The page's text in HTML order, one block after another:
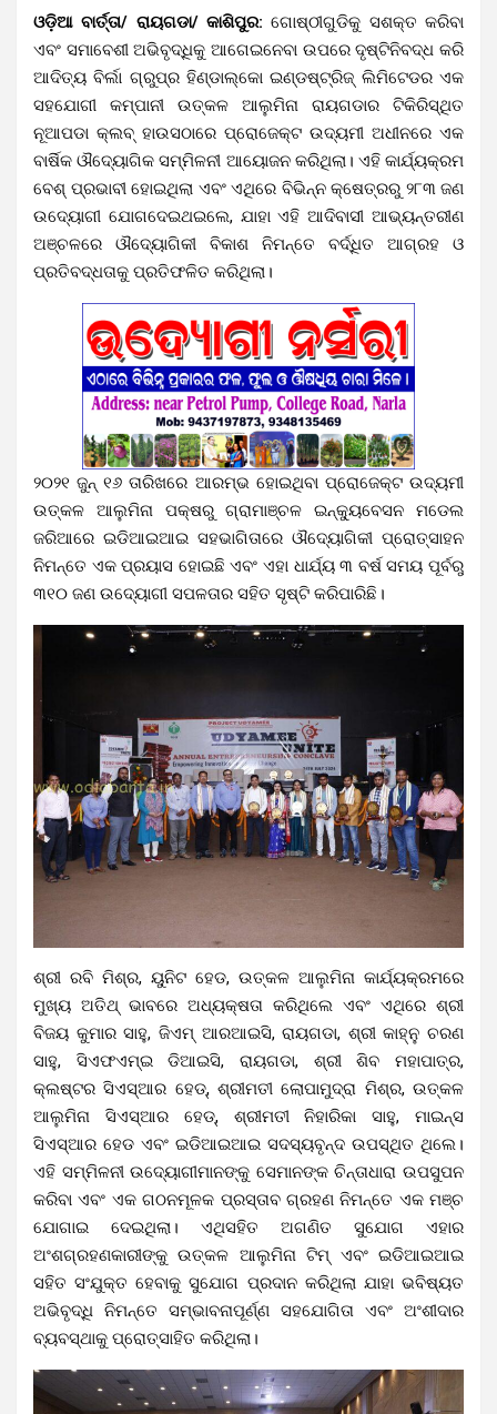
ଓଡ଼ିଆ ବାର୍ତ୍ତା/ ରାୟଗଡା/ କାଶିପୁର: ଗୋଷ୍ଠୀଗୁଡିକୁ ସଶକ୍ତ କରିବା
ଏବଂ ସମାବେଶୀ ଅଭିବୃଦ୍ଧିକୁ ଆଗେଇନେବା ଉପରେ ଦୃଷ୍ଟିନିବଦ୍ଧ କରି
ଆଦିତ୍ୟ ବିର୍ଲା ଗ୍ରୁପ୍‌ର ହିଣ୍ଡାଲ୍‌କୋ ଇଣ୍ଡଷ୍ଟ୍ରିଜ୍ ଲିମିଟେଡର ଏକ
ସହଯୋଗୀ କମ୍ପାନୀ ଉତ୍କଳ ଆଲୁମିନା ରାୟଗଡାର ଟିକିରିସ୍ଥିତ
ନୂଆପଡା କ୍ଲବ୍ ହାଉସଠାରେ ପ୍ରୋଜେକ୍ଟ ଉଦ୍ୟମୀ ଅଧୀନରେ ଏକ
ବାର୍ଷିକ ଔଦ୍ୟୋଗିକ ସମ୍ମିଳନୀ ଆୟୋଜନ କରିଥିଲା। ଏହି କାର୍ଯ୍ୟକ୍ରମ
ବେଶ୍ ପ୍ରଭାବୀ ହୋଇଥିଲା ଏବଂ ଏଥିରେ ବିଭିନ୍ନ କ୍ଷେତ୍ରରୁ ୨୮୩ ଜଣ
ଉଦ୍ୟୋଗୀ ଯୋଗଦେଇଥଇଲେ, ଯାହା ଏହି ଆଦିବାସୀ ଆଭ୍ୟନ୍ତରୀଣ
ଅଞ୍ଚଳରେ ଔଦ୍ୟୋଗିକୀ ବିକାଶ ନିମନ୍ତେ ବର୍ଦ୍ଧିତ ଆଗ୍ରହ ଓ
ପ୍ରତିବଦ୍ଧତାକୁ ପ୍ରତିଫଳିତ କରିଥିଲା।
୨୦୨୧ ଜୁନ୍ ୧୬ ତାରିଖରେ ଆରମ୍ଭ ହୋଇଥିବା ପ୍ରୋଜେକ୍ଟ ଉଦ୍ୟମୀ
ଉତ୍କଳ ଆଲୁମିନା ପକ୍ଷରୁ ଗ୍ରାମାଞ୍ଚଳ ଇନ୍‌କ୍ୟୁବେସନ ମଡେଲ
ଜରିଆରେ ଇଡିଆଇଆଇ ସହଭାଗିତାରେ ଔଦ୍ୟୋଗିକୀ ପ୍ରୋତ୍ସାହନ
ନିମନ୍ତେ ଏକ ପ୍ରୟାସ ହୋଇଛି ଏବଂ ଏହା ଧାର୍ଯ୍ୟ ୩ ବର୍ଷ ସମୟ ପୂର୍ବରୁ
୩୧୦ ଜଣ ଉଦ୍ୟୋଗୀ ସପଳତାର ସହିତ ସୃଷ୍ଟି କରିପାରିଛି।
ଶ୍ରୀ ରବି ମିଶ୍ର, ୟୁନିଟ ହେଡ, ଉତ୍କଳ ଆଲୁମିନା କାର୍ଯ୍ୟକ୍ରମରେ
ମୁଖ୍ୟ ଅତିଥ୍ ଭାବରେ ଅଧ୍ୟକ୍ଷତା କରିଥିଲେ ଏବଂ ଏଥିରେ ଶ୍ରୀ
ବିଜୟ କୁମାର ସାହୁ, ଜିଏମ୍ ଆରଆଇସି, ରାୟଗଡା, ଶ୍ରୀ କାହ୍ନୁ ଚରଣ
ସାହୁ, ସିଏଫଏମ୍ଇ ଡିଆଇସି, ରାୟଗଡା, ଶ୍ରୀ ଶିବ ମହାପାତ୍ର,
କ୍ଲଷ୍ଟର ସିଏସ୍‌ଆର ହେଡ୍, ଶ୍ରୀମତୀ ଲୋପାମୁଦ୍ରା ମିଶ୍ର, ଉତ୍କଳ
ଆଲୁମିନା ସିଏସ୍‌ଆର ହେଡ୍‌, ଶ୍ରୀମତୀ ନିହାରିକା ସାହୁ, ମାଇନ୍ସ
ସିଏସ୍‌ଆର ହେଡ ଏବଂ ଇଡିଆଇଆଇ ସଦସ୍ୟବୃନ୍ଦ ଉପସ୍ଥିତ ଥିଲେ।
ଏହି ସମ୍ମିଳନୀ ଉଦ୍ୟୋଗୀମାନଙ୍କୁ ସେମାନଙ୍କ ଚିନ୍ତାଧାରା ଉପସୁପନ
କରିବା ଏବଂ ଏକ ଗଠନମୂଳକ ପ୍ରସ୍ତାବ ଗ୍ରହଣ ନିମନ୍ତେ ଏକ ମଞ୍ଚ
ଯୋଗାଇ ଦେଇଥିଲା। ଏଥିସହିତ ଅଗଣିତ ସୁଯୋଗ ଏହାର
ଅଂଶଗ୍ରହଣକାରୀଙ୍କୁ ଉତ୍କଳ ଆଲୁମିନା ଟିମ୍ ଏବଂ ଇଡିଆଇଆଇ
ସହିତ ସଂଯୁକ୍ତ ହେବାକୁ ସୁଯୋଗ ପ୍ରଦାନ କରିଥିଲା ଯାହା ଭବିଷ୍ୟତ
ଅଭିବୃଦ୍ଧି ନିମନ୍ତେ ସମ୍ଭାବନାପୂର୍ଣ୍ଣ ସହଯୋଗିତା ଏବଂ ଅଂଶୀଦାର
ବ୍ୟବସ୍ଥାକୁ ପ୍ରୋତ୍ସାହିତ କରିଥିଲା।